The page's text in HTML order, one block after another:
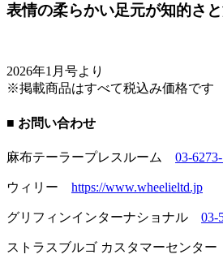
表情の柔らかい足元が知的さ
2026年1月号より
※掲載商品はすべて税込み価格です
■ お問い合わせ
麻布テーラープレスルーム 03-
ウィリー https://www.wheelieltd.jp
グリフィンインターナショナル 03-
ストラスブルゴ カスタマーセンター